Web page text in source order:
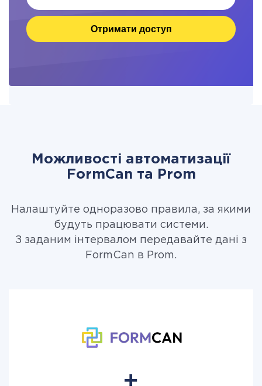
Отримати доступ
Можливості автоматизації
FormCan та Prom
Налаштуйте одноразово правила, за якими
будуть працювати системи.
З заданим інтервалом передавайте дані з
FormCan в Prom.